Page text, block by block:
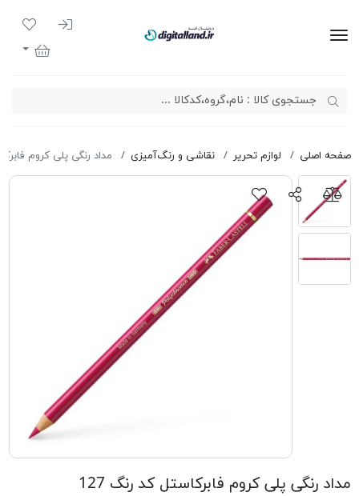
ورود به
لیست
سبد خرید
صفحه اصلی لوازم تحریر نقاشی و رنگ‌آمیزی مداد رنگی پلی کروم
مداد رنگی پلی کروم فابرکاستل کد رنگ 127